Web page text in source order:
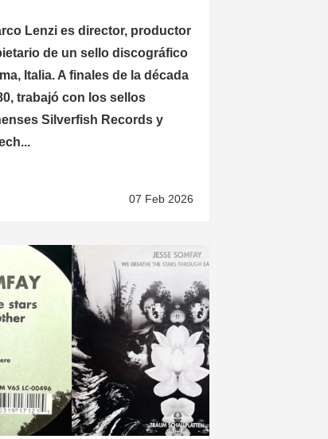
Lenzi es director, productor
de un sello discográfico
Italia. A finales de la década
trabajó con los sellos
Silverfish Records y
07 Feb 2026